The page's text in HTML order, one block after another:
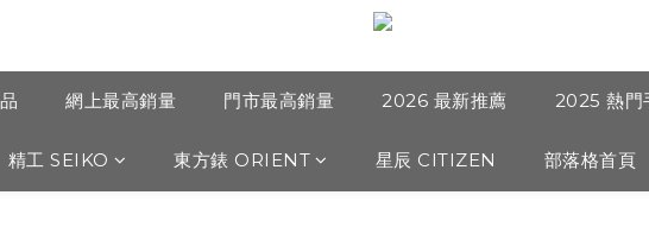
網上最高銷量 門市最高銷量 2026 最新推薦 2025 熱門
精工 SEIKO 東方錶 ORIENT 星辰 CITIZEN 部落格首頁